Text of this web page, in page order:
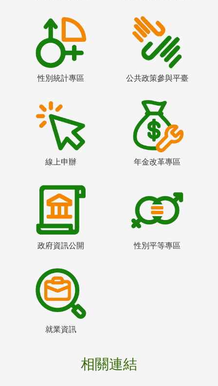
性別統計專區 公共政策參與平臺
線上申辦 年金改革專區
政府資訊公開 性別平等專區
就業資訊
相關連結